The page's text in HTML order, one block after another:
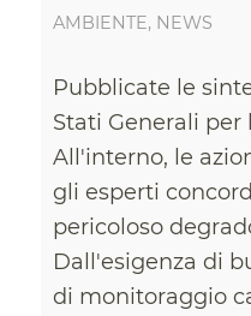
AMBIENTE, NEWS
Pubblicate le
Stati Generali per
All'interno, le
gli esperti
pericoloso
Dall'esigenza di
di monitoraggio